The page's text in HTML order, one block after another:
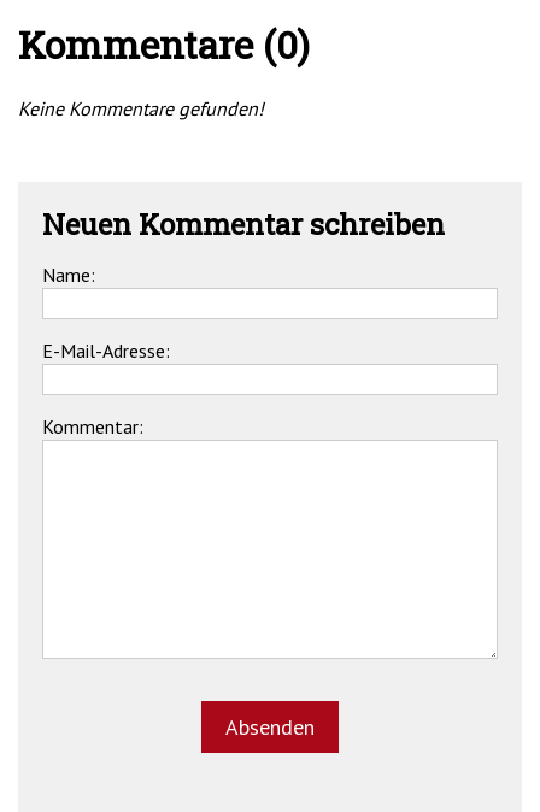
Kommentare (0)
Keine Kommentare gefunden!
Neuen Kommentar schreiben
Name:
E-Mail-Adresse:
Kommentar: